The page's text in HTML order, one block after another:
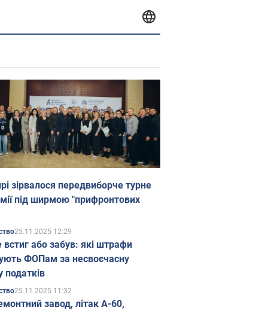
зірвалося передвиборче турне
під ширмою "прифронтових
25.11.2025 12:29
встиг або забув: які штрафи
ФОПам за несвоєчасну
податків
25.11.2025 11:32
завод, літак А-60,